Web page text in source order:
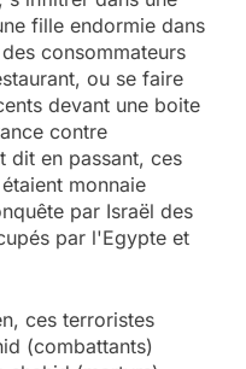
fille endormie dans
consommateurs
ou se faire
devant une boite
contre
dit en passant, ces
monnaie
par Israël des
par l'Egypte et
ces terroristes
(combattants)